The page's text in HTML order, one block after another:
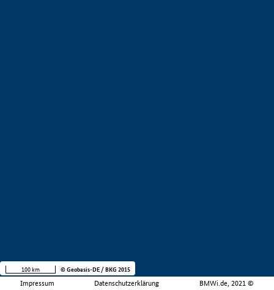
Impressum Datenschutzerklärung BMWi.de, 2021 ©
100 km © Geobasis-DE / BKG 2015